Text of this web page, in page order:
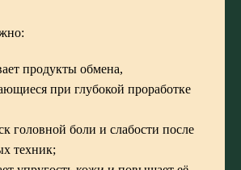
продукты обмена,
при глубокой проработке
головной боли и слабости после
техник;